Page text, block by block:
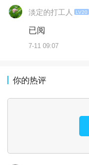
淡定的打工人 LV20
已阅
7-11 09:07
你的热评